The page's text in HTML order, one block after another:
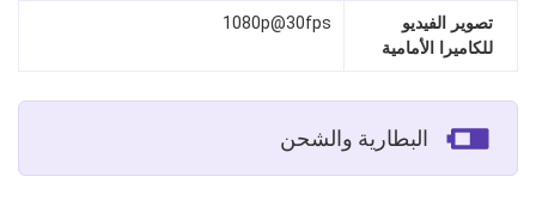
تصوير الفيديو
للكاميرا الأمامية
1080p@30fps
البطارية والشحن